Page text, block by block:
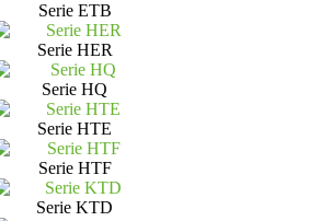
Serie ETB
Serie HER
Serie HQ
Serie HTE
Serie HTF
Serie KTD